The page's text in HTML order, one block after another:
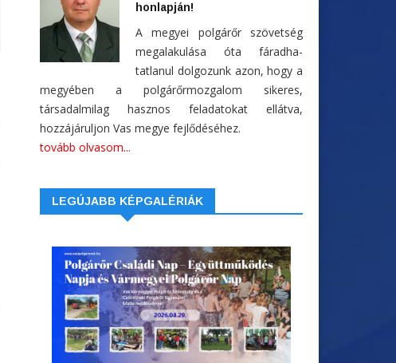
honlapján!
A megyei polgárőr szövetség
megalakulása óta fáradha-
tatlanul dolgozunk azon, hogy a
megyében a polgárőrmozgalom sikeres,
társadalmilag hasznos feladatokat ellátva,
hozzájáruljon Vas megye fejlődéséhez.
tovább olvasom...
LEGÚJABB KÉPGALÉRIÁK